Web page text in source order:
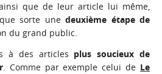
que de leur article lui même,
sorte une deuxième étape de
du grand public.
à des articles plus soucieux de
. Comme par exemple celui de Le